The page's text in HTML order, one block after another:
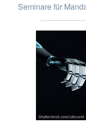
Seminare für